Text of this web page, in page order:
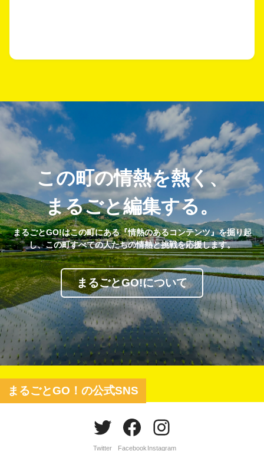
この町の情熱を熱く、
まるごと編集する。
まるごとGO!はこの町にある『情熱のあるコンテンツ』を掘り起
し、この町すべての人たちの情熱と挑戦を応援します。
まるごとGO!について
まるごとGO！の公式SNS